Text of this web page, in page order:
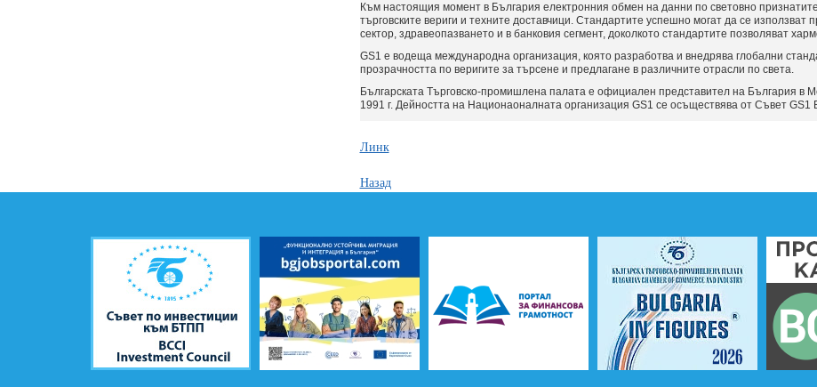
Към настоящия момент в България електронния обмен на данни по световно
търговските вериги и техните доставчици. Стандартите успешно могат да се
сектор, здравеопазването и в банковия сегмент, доколкото стандартите позволяват
GS1 е водеща международна организация, която разработва и внедрява глобални
прозрачността по веригите за търсене и предлагане в различните отрасли по света.
Българската Търговско-промишлена палата е официален представител на България в
1991 г. Дейността на Национаоналната организация GS1 се осъществява от Съвет
Линк
Назад